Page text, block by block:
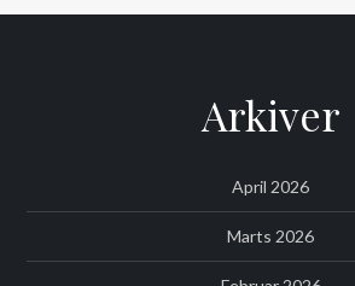
Arkiver
April 2026
Marts 2026